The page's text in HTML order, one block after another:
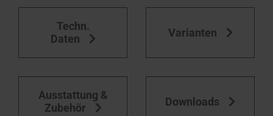
Techn.
Daten
Varianten
Ausstattung &
Zubehör
Downloads